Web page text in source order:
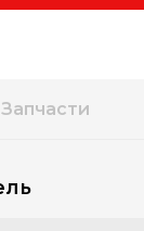
Запчасти